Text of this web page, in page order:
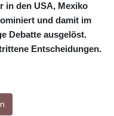
in den USA, Mexiko
und damit im
Debatte ausgelöst.
Entscheidungen.